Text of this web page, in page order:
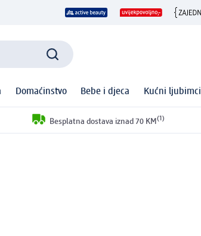
Domaćinstvo Bebe i djeca Kućni ljubimci
Besplatna dostava iznad 70 KM (1)